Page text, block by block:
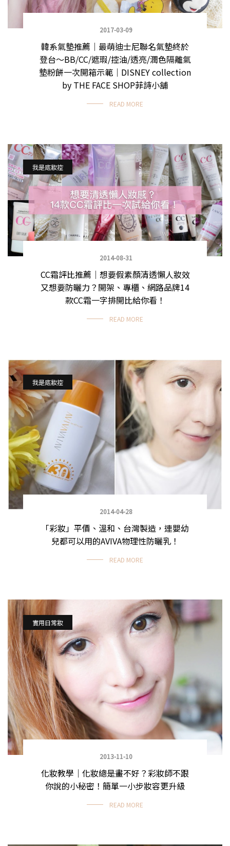
2017-03-09
韓系氣墊推薦｜最萌迪士尼聯名氣墊終於
登台～BB/CC/遮瑕/控油/透亮/潤色隔離氣
墊粉餅一次開箱示範｜DISNEY collection
by THE FACE SHOP菲詩小舖
READ MORE
我是底妝控
2014-08-31
CC霜評比推薦｜想要假素顏清透懶人妝效
又想要防曬力？開架、專櫃、網路品牌14
款CC霜一字排開比給你看！
READ MORE
我是底妝控
2014-04-28
「彩妝」平價、溫和、台灣製造，連嬰幼
兒都可以用的AVIVA物理性防曬乳！
READ MORE
實用日常妝
2013-11-10
化妝教學｜化妝總是畫不好？彩妝師不跟
你說的小秘密！簡單一小步妝容更升級
READ MORE